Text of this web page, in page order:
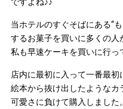
当ホテルのすぐそばにある“
するお菓子を買いに多くの人
私も早速ケーキを買いに行っ
店内に最初に入って一番最初
絵本から抜け出したようなカ
可愛さに負けて購入しました。